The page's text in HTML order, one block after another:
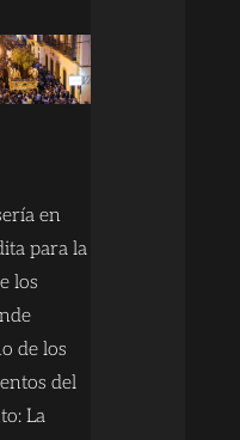
en
para la
los
de los
del
La